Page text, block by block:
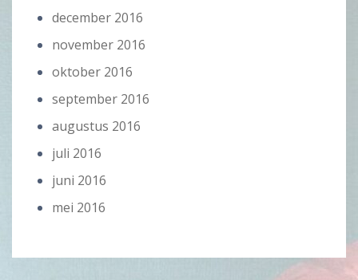
december 2016
november 2016
oktober 2016
september 2016
augustus 2016
juli 2016
juni 2016
mei 2016